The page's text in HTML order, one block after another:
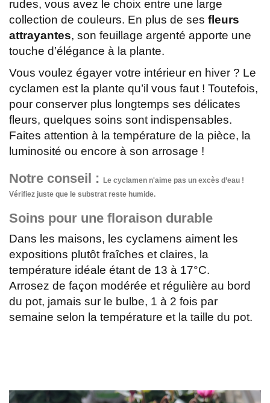
rudes, vous avez le choix entre une large
collection de couleurs. En plus de ses fleurs
attrayantes, son feuillage argenté apporte une
touche d’élégance à la plante.
Vous voulez égayer votre intérieur en hiver ? Le
cyclamen est la plante qu’il vous faut ! Toutefois,
pour conserver plus longtemps ses délicates
fleurs, quelques soins sont indispensables.
Faites attention à la température de la pièce, la
luminosité ou encore à son arrosage !
Notre conseil : Le cyclamen n'aime pas un excès d’eau !
Vérifiez juste que le substrat reste humide.
Soins pour une floraison durable
Dans les maisons, les cyclamens aiment les
expositions plutôt fraîches et claires, la
température idéale étant de 13 à 17°C.
Arrosez de façon modérée et régulière au bord
du pot, jamais sur le bulbe, 1 à 2 fois par
semaine selon la température et la taille du pot.